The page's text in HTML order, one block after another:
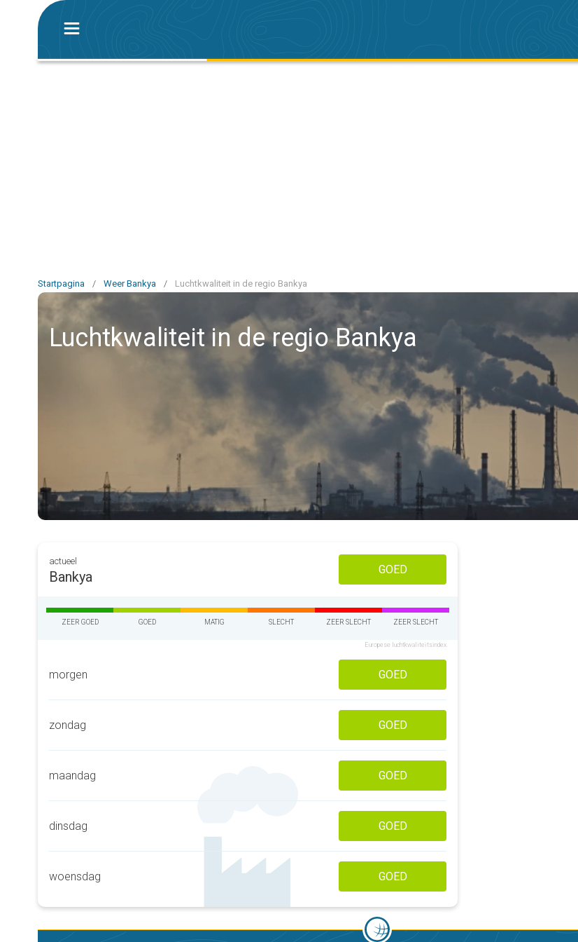
Startpagina / Weer Bankya / Luchtkwaliteit in de regio Bankya
Luchtkwaliteit in de regio Bankya
actueel
Bankya GOED
ZEER GOED GOED MATIG SLECHT ZEER SLECHT ZEER SLECHT
Europese luchtkwaliteitsindex
morgen GOED
zondag GOED
maandag GOED
dinsdag GOED
woensdag GOED